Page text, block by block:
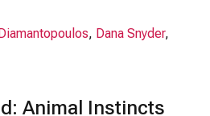
, Dana Snyder,
Instincts filmi ABD'da çekilmiştir.
Animal Instincts